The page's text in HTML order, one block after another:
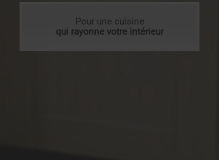
Pour une cuisine
qui rayonne votre intérieur